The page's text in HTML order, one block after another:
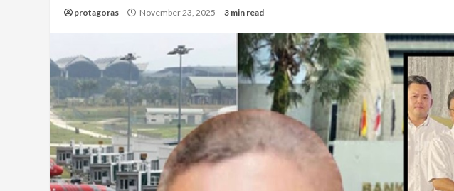
protagoras November 23, 2025 3 min read